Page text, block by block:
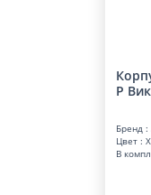
Р
Бренд :
Цвет :
В